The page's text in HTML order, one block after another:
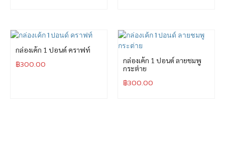
กล่องเค้ก 1 ปอนด์ คราฟท์
฿300.00
กล่องเค้ก 1 ปอนด์ ลายชมพู
กระต่าย
฿300.00